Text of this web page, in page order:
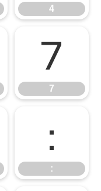
4
7
7
:
: